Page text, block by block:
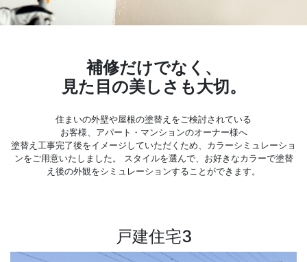
補修だけでなく、
見た目の美しさも大切。
住まいの外壁や屋根の塗替えをご検討されている
お客様、アパート・マンションのオーナー様へ
塗替え工事完了後をイメージしていただくため、カラーシミュレーショ
ンをご用意いたしました。
スタイルを選んで、お好きなカラーで塗替
え後の外観をシミュレーションすることができます。
戸建住宅3